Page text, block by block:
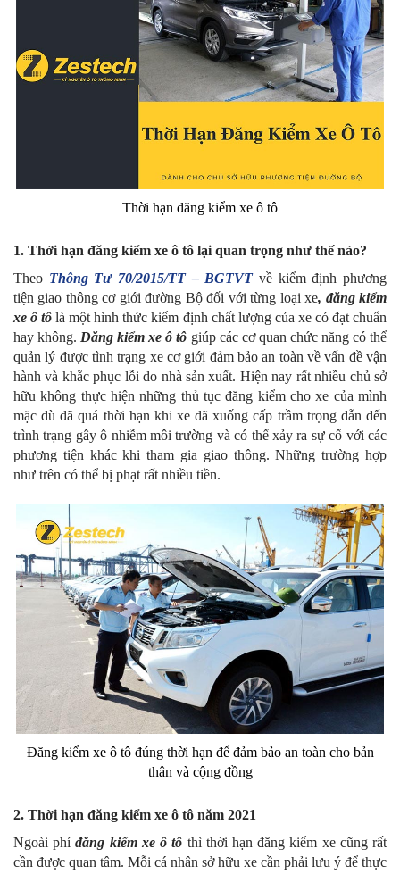
Thời hạn đăng kiểm xe ô tô
1. Thời hạn đăng kiểm xe ô tô lại quan trọng như thế nào?
Theo Thông Tư 70/2015/TT – BGTVTvề kiểm định phương
tiện giao thông cơ giới đường Bộ đối với từng loại xe, đăng kiểm
xe ô tô là một hình thức kiểm định chất lượng của xe có đạt chuẩn
hay không.Đăng kiểm xe ô tô giúp các cơ quan chức năng có thể
quản lý được tình trạng xe cơ giới đảm bảo an toàn về vấn đề vận
hành và khắc phục lỗi do nhà sản xuất. Hiện nay rất nhiều chủ sở
hữu không thực hiện những thủ tục đăng kiểm cho xe của mình
mặc dù đã quá thời hạn khi xe đã xuống cấp trầm trọng dẫn đến
trình trạng gây ô nhiễm môi trường và có thể xảy ra sự cố với các
phương tiện khác khi tham gia giao thông. Những trường hợp
như trên có thể bị phạt rất nhiều tiền.
Đăng kiểm xe ô tô đúng thời hạn để đảm bảo an toàn cho bản
thân và cộng đồng
2. Thời hạn đăng kiểm xe ô tô năm 2021
Ngoài phíđăng kiểm xe ô tô thì thời hạn đăng kiểm xe cũng rất
cần được quan tâm. Mỗi cá nhân sở hữu xe cần phải lưu ý để thực